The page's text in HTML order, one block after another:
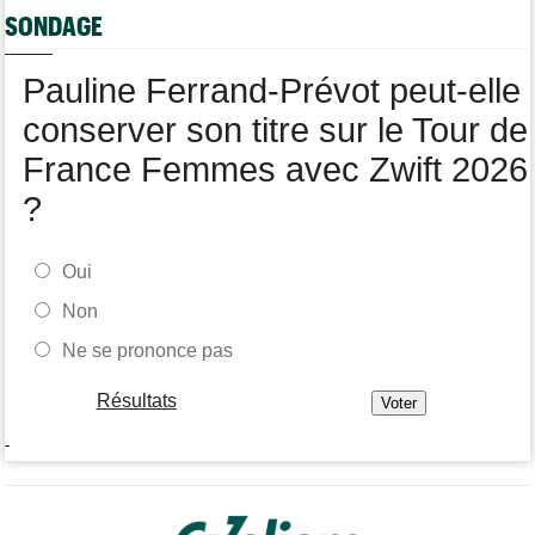
Transfert
SONDAGE
Pauline Ferrand-Prévot peut-elle
conserver son titre sur le Tour de
France Femmes avec Zwift 2026
?
Oui
Non
Ne se prononce pas
Résultats
-